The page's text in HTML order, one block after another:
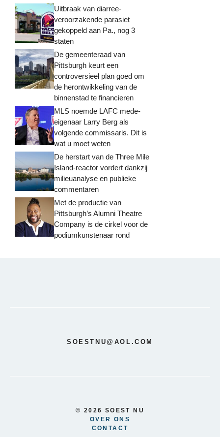
Uitbraak van diarree-
veroorzakende parasiet
gekoppeld aan Pa., nog 3
staten
De gemeenteraad van
Pittsburgh keurt een
controversieel plan goed om
de herontwikkeling van de
binnenstad te financieren
MLS noemde LAFC mede-
eigenaar Larry Berg als
volgende commissaris. Dit is
wat u moet weten
De herstart van de Three Mile
Island-reactor vordert dankzij
milieuanalyse en publieke
commentaren
Met de productie van
Pittsburgh’s Alumni Theatre
Company is de cirkel voor de
podiumkunstenaar rond
SOESTNU@AOL.COM
© 2026 SOEST NU
OVER ONS
CONTACT